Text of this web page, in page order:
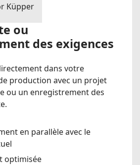
Küpper
ou
des exigences
dans votre
production avec un projet
ou un enregistrement des
en parallèle avec le
optimisée